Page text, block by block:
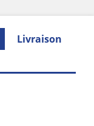
Livraison